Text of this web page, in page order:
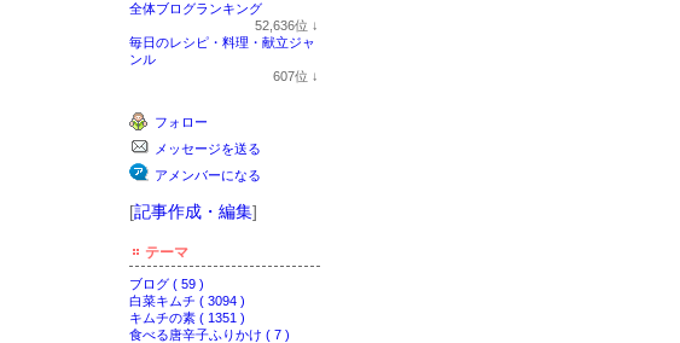
全体ブログランキング
52,636位 ↓
毎日のレシピ・料理・献立ジャ
ンル
607位 ↓
フォロー
メッセージを送る
アメンバーになる
[記事作成・編集]
テーマ
ブログ ( 59 )
白菜キムチ ( 3094 )
キムチの素 ( 1351 )
食べる唐辛子ふりかけ ( 7 )